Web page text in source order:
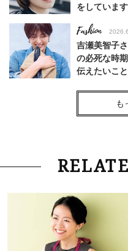
をしています
Fashion
吉瀬美智子
の必死な時
伝えたいこと
Fashion
【40代コン
ルドアクセ
Lifestyle
「お若いで
ーレス連載22
Lifestyle
「人間、役